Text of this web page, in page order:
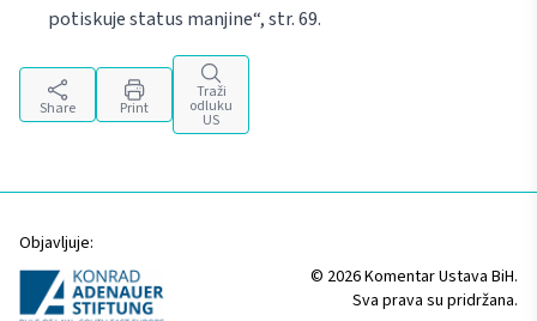
potiskuje status manjine“, str. 69.
Share Print
Traži
odluku
US
Objavljuje:
© 2026 Komentar Ustava BiH.
Sva prava su pridržana.